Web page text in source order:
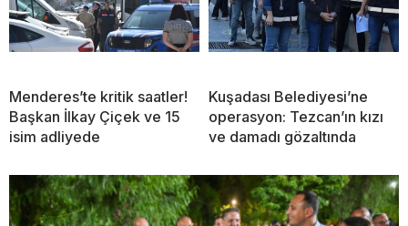
Menderes’te kritik saatler!
Başkan İlkay Çiçek ve 15
isim adliyede
Kuşadası Belediyesi’ne
operasyon: Tezcan’ın kızı
ve damadı gözaltında